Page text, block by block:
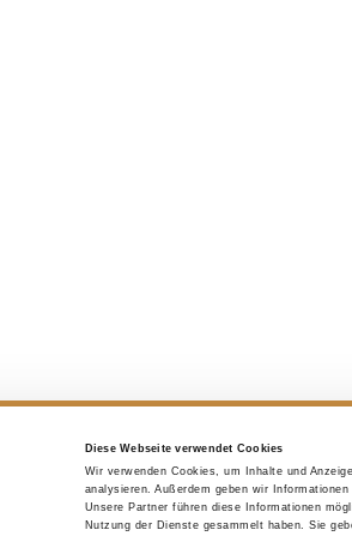
Diese Webseite verwendet Cookies
Wir verwenden Cookies, um Inhalte und
analysieren. Außerdem geben wir
Unsere Partner führen diese Informationen
Nutzung der Dienste gesammelt haben. Sie
Looking for a puppy Before the